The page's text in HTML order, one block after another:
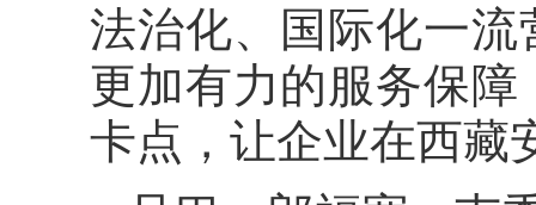
法治化、国际化一
更加有力的服务保
卡点，让企业在西藏